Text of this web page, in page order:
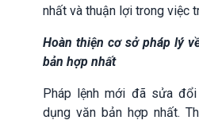
nhất và thuận lợi trong việc
Hoàn thiện cơ sở pháp lý
bản hợp nhất
Pháp lệnh mới đã sửa
dụng văn bản hợp nhất.